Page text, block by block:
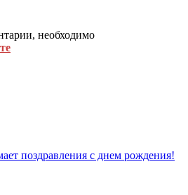
необходимо
поздравления с днем рождения!